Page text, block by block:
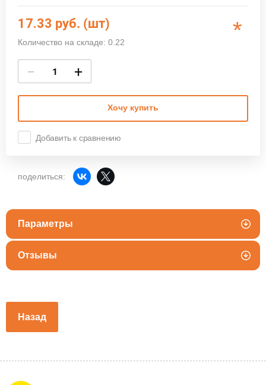
17.33 руб. (шт)
Количество на складе: 0.22 *
− +
Хочу купить
Добавить к сравнению
поделиться:
Параметры
Отзывы
Назад